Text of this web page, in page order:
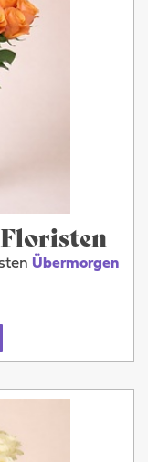
Übermorgen